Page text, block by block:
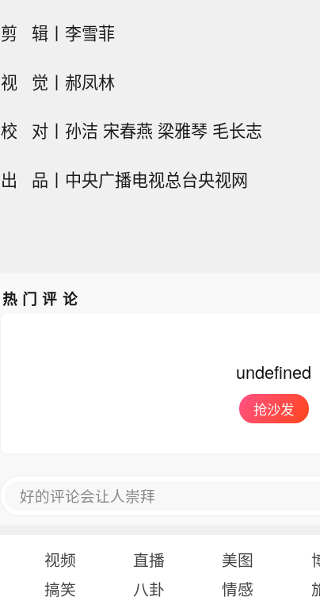
剪 辑丨李雪菲
视 觉丨郝凤林
校 对丨孙洁 宋春燕 梁雅琴 毛长志
出 品丨中央广播电视总台央视网
热门评论
undefined
抢沙发
好的评论会让人崇拜
视频 直播 美图
搞笑
八卦 情感